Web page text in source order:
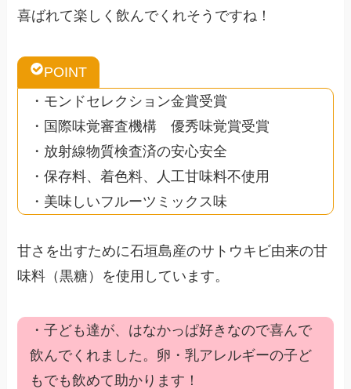
喜ばれて楽しく飲んでくれそうですね！
POINT
・モンドセレクション金賞受賞
・国際味覚審査機構 優秀味覚賞受賞
・放射線物質検査済の安心安全
・保存料、着色料、人工甘味料不使用
・美味しいフルーツミックス味
甘さを出すために石垣島産のサトウキビ由来の甘
味料（黒糖）を使用しています。
・子ども達が、はなかっぱ好きなので喜んで
飲んでくれました。卵・乳アレルギーの子ど
もでも飲めて助かります！